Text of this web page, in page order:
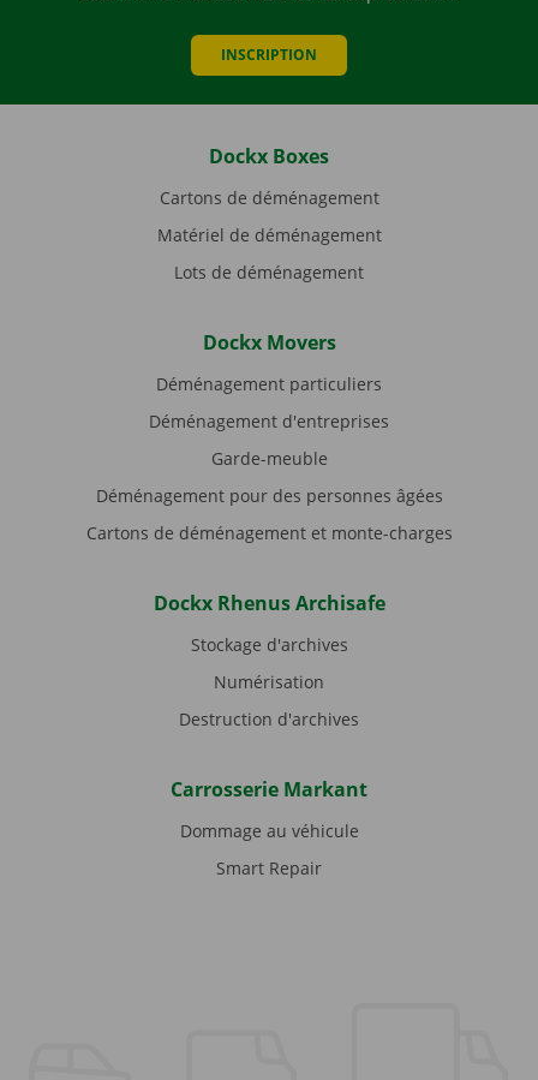
INSCRIPTION
Dockx Boxes
Cartons de déménagement
Matériel de déménagement
Lots de déménagement
Dockx Movers
Déménagement particuliers
Déménagement d'entreprises
Garde-meuble
Déménagement pour des personnes âgées
Cartons de déménagement et monte-charges
Dockx Rhenus Archisafe
Stockage d'archives
Numérisation
Destruction d'archives
Carrosserie Markant
Dommage au véhicule
Smart Repair